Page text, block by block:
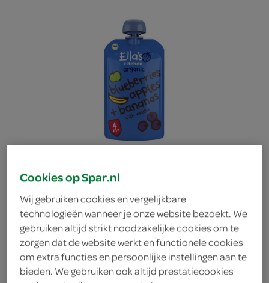
Ella's Kitchen smoothie
Cookies op Spar.nl
Wij gebruiken cookies en vergelijkbare
technologieën wanneer je onze website bezoekt. We
gebruiken altijd strikt noodzakelijke cookies om te
zorgen dat de website werkt en functionele cookies
om extra functies en persoonlijke instellingen aan te
bieden. We gebruiken ook altijd prestatiecookies